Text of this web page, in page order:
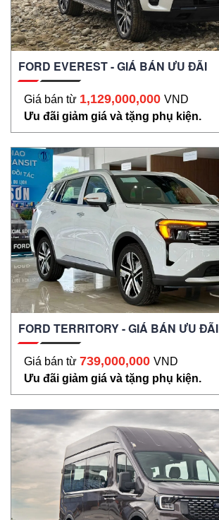
FORD EVEREST - GIÁ BÁN ƯU ĐÃI
Giá bán từ 1,129,000,000 VND
Ưu đãi giảm giá và tặng phụ kiện.
FORD TERRITORY - GIÁ BÁN ƯU ĐÃI
Giá bán từ 739,000,000 VND
Ưu đãi giảm giá và tặng phụ kiện.